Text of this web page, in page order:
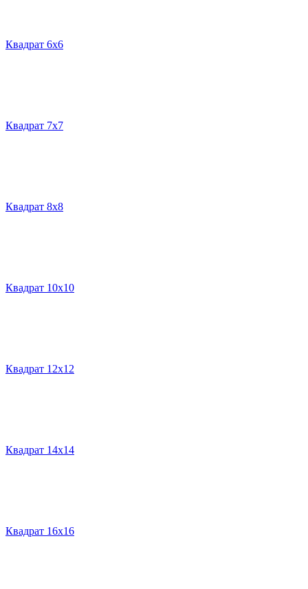
Квадрат 6х6
Квадрат 7х7
Квадрат 8х8
Квадрат 10х10
Квадрат 12х12
Квадрат 14х14
Квадрат 16х16